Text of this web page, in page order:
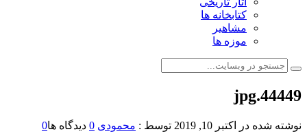
کتابخانه ها
مشاهیر
موزه ها
44449.jpg
نوشته شده در اکتبر 10, 2019 توسط : محمودی 0 دیدگاه ها0